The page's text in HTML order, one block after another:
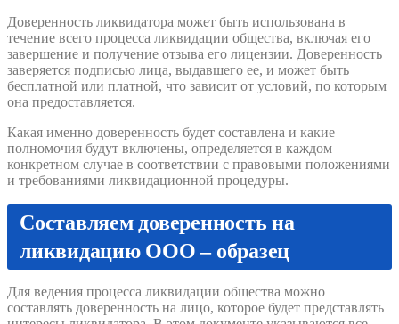
Доверенность ликвидатора может быть использована в
течение всего процесса ликвидации общества, включая его
завершение и получение отзыва его лицензии. Доверенность
заверяется подписью лица, выдавшего ее, и может быть
бесплатной или платной, что зависит от условий, по которым
она предоставляется.
Какая именно доверенность будет составлена и какие
полномочия будут включены, определяется в каждом
конкретном случае в соответствии с правовыми положениями
и требованиями ликвидационной процедуры.
Составляем доверенность на
ликвидацию ООО – образец
Для ведения процесса ликвидации общества можно
составлять доверенность на лицо, которое будет представлять